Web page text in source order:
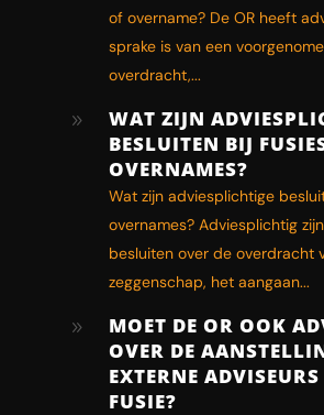
of overname? De OR heeft
sprake is van een
overdracht,...
9
WAT ZIJN
BESLUITEN BIJ
OVERNAMES?
Wat zijn adviesplichtige
overnames? Adviesplichtig
besluiten over de overdracht
zeggenschap, het aangaan...
9
MOET DE OR OOK
OVER DE
EXTERNE ADVISEURS
FUSIE?